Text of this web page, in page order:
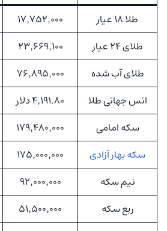
طلا ۱۸ عیار
۱۷٬۷۵۲٬۰۰۰
طلای ۲۴ عیار
۲۳٬۶۶۹٬۱۰۰
طلای آب شده
۷۶٬۸۹۵٬۰۰۰
انس جهانی طلا
۴٬۱۹۱.۸۰ دلار
سکه امامی
۱۷۹٬۴۸۰٬۰۰۰
سکه بهار آزادی
۱۷۵٬۰۰۰٬۰۰۰
نیم سکه
۹۲٬۰۰۰٬۰۰۰
ربع سکه
۵۱٬۵۰۰٬۰۰۰